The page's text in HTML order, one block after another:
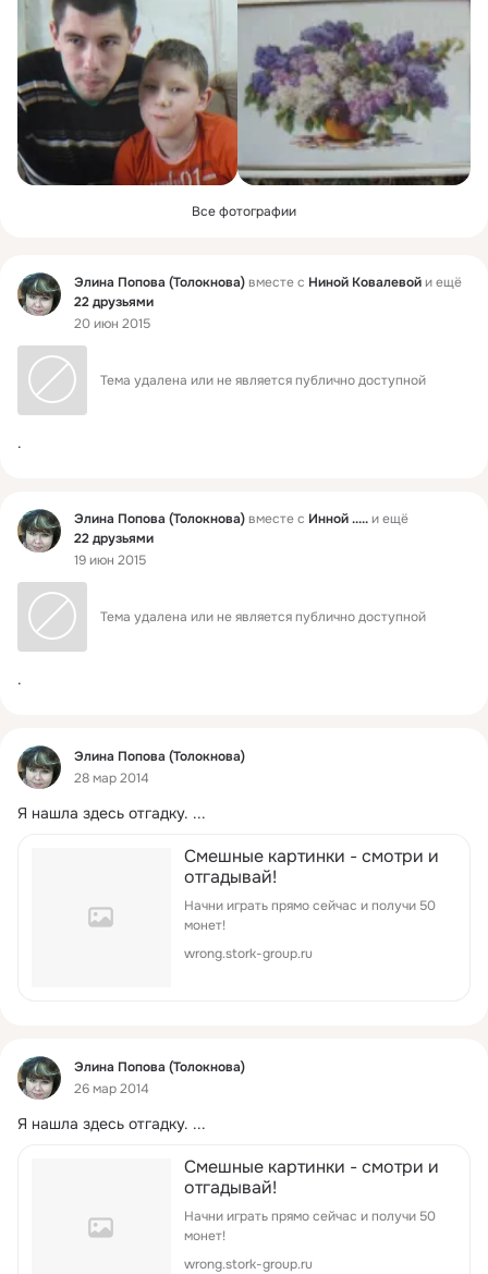
Все фотографии
Фид Элина Попова (Толокнова)вместе с Ниной Ковалевойи ещё
22 друзьями
20 июн 2015
Тема удалена или не является публично доступной
.
Фид Элина Попова (Толокнова)вместе с Инной .....и ещё
22 друзьями
19 июн 2015
Тема удалена или не является публично доступной
.
Фид
Элина Попова (Толокнова)
28 мар 2014
Я нашла здесь отгадку. ...
Смешные картинки - смотри и
отгадывай!
Начни играть прямо сейчас и получи 50
монет!
wrong.stork-group.ru
Фид
Элина Попова (Толокнова)
26 мар 2014
Я нашла здесь отгадку. ...
Смешные картинки - смотри и
отгадывай!
Начни играть прямо сейчас и получи 50
монет!
wrong.stork-group.ru